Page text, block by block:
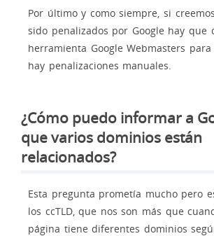
Por último y como siempre, si
sido penalizados por Google hay que
herramienta Google Webmasters
hay penalizaciones manuales.
¿Cómo puedo informar a
que varios dominios están
relacionados?
Esta pregunta prometía mucho pero
los ccTLD, que nos son más que
página tiene diferentes dominios